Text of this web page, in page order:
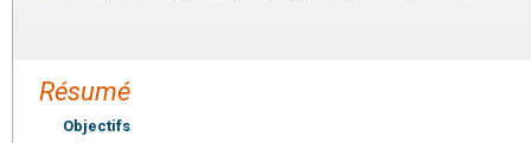
Résumé
Objectifs